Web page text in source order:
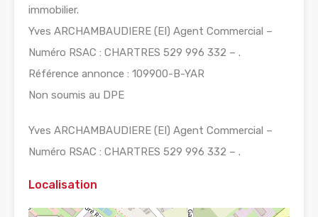
immobilier.
Yves ARCHAMBAUDIERE (EI) Agent Commercial –
Numéro RSAC : CHARTRES 529 996 332 – .
Référence annonce : 109900-B-YAR
Non soumis au DPE
Yves ARCHAMBAUDIERE (EI) Agent Commercial –
Numéro RSAC : CHARTRES 529 996 332 – .
Localisation